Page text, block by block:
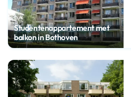
Studentenappartement met
balkon in Bothoven